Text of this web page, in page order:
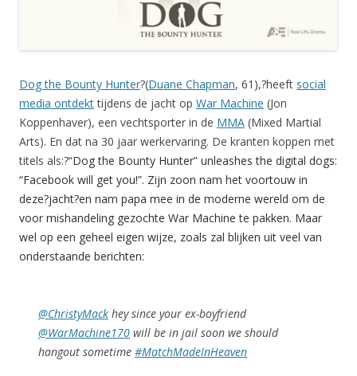
Dog the Bounty Hunter?(Duane Chapman, 61),?heeft social
media ontdekttijdens de jacht op War Machine (Jon
Koppenhaver), een vechtsporter in de MMA (Mixed Martial
Arts). En dat na 30 jaar werkervaring. De kranten koppen met
titels als:?“Dog the Bounty Hunter” unleashes the digital dogs:
“Facebook will get you!”. Zijn zoon nam het voortouw in
deze?jacht?en nam papa mee in de moderne wereld om de
voor mishandeling gezochte War Machine te pakken. Maar
wel op een geheel eigen wijze, zoals zal blijken uit veel van
onderstaande berichten:
@ChristyMack hey since your ex-boyfriend
@WarMachine170 will be in jail soon we should
hangout sometime #MatchMadeInHeaven